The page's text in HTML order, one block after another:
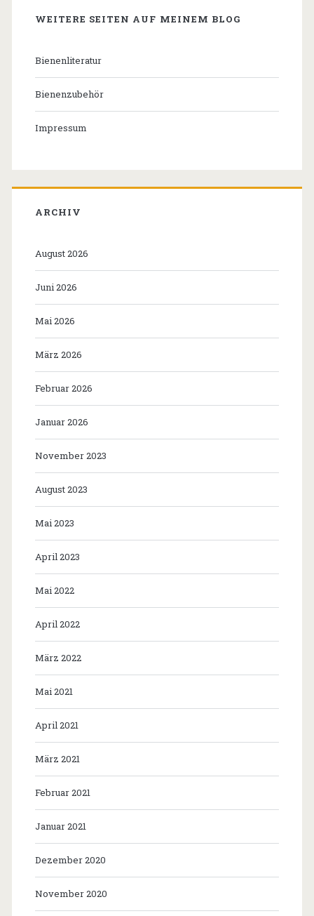
WEITERE SEITEN AUF MEINEM BLOG
Bienenliteratur
Bienenzubehör
Impressum
ARCHIV
August 2026
Juni 2026
Mai 2026
März 2026
Februar 2026
Januar 2026
November 2023
August 2023
Mai 2023
April 2023
Mai 2022
April 2022
März 2022
Mai 2021
April 2021
März 2021
Februar 2021
Januar 2021
Dezember 2020
November 2020